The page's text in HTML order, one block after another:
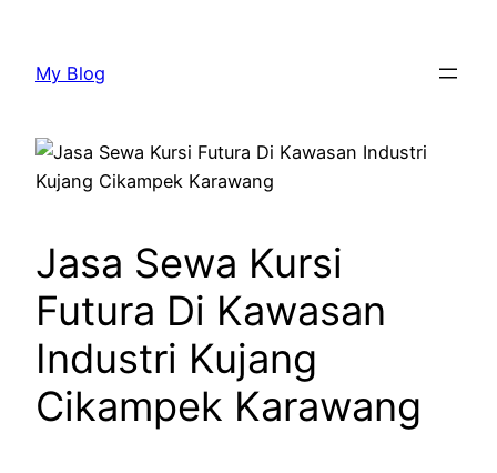
konten
My Blog
Jasa Sewa Kursi
Futura Di Kawasan
Industri Kujang
Cikampek Karawang